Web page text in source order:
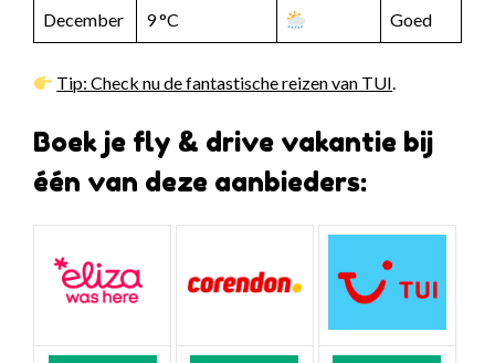
December 9 °C Goed
Tip: Check nu de fantastische reizen van TUI.
Boek je fly & drive vakantie bij
één van deze aanbieders: